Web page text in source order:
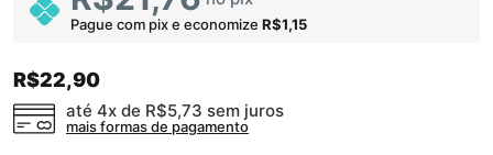
Pague com pix e economize R$1,15
R$22,90
até 4x de R$5,73 sem juros
mais formas de pagamento